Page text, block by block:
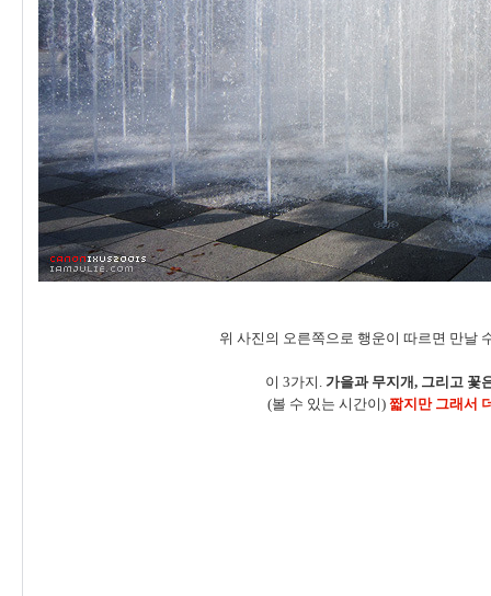
위 사진의 오른쪽으로 행운이 따르면 만날
이 3가지. 가을과 무지개, 그리고 꽃
(볼 수 있는 시간이) 짧지만 그래서